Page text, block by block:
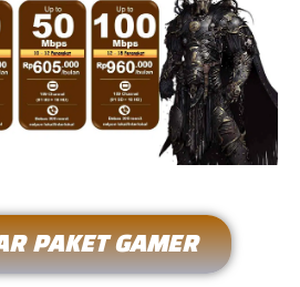
PAKET GAMER